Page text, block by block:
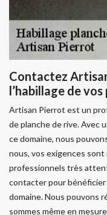
Contactez
l’habillage de
Artisan Pierrot est un
de planche de rive. Avec
ce domaine, nous
nous, vos exigences
professionnels très
contacter pour bénéficier
domaine. Nous pouvons
sommes même en